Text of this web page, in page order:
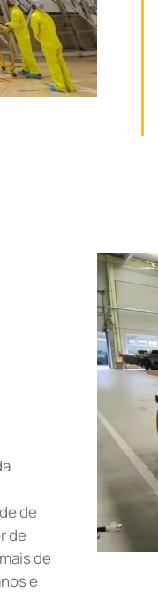
de
de
de
e